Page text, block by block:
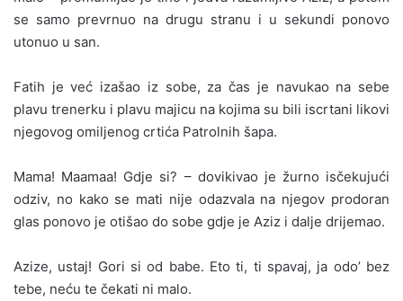
se samo prevrnuo na drugu stranu i u sekundi ponovo
utonuo u san.
Fatih je već izašao iz sobe, za čas je navukao na sebe
plavu trenerku i plavu majicu na kojima su bili iscrtani likovi
njegovog omiljenog crtića Patrolnih šapa.
Mama! Maamaa! Gdje si? – dovikivao je žurno isčekujući
odziv, no kako se mati nije odazvala na njegov prodoran
glas ponovo je otišao do sobe gdje je Aziz i dalje drijemao.
Azize, ustaj! Gori si od babe. Eto ti, ti spavaj, ja odo’ bez
tebe, neću te čekati ni malo.